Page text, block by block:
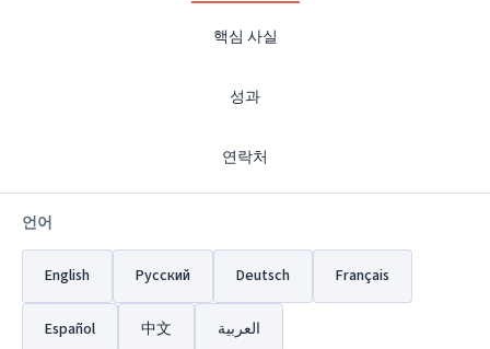
핵심 사실
성과
연락처
언어
English Русский Deutsch Français
Español 中文 العربية
돈바스 주민 보호
8년 동안 키예프 정권의 학살과 박해를 받아온 돈바스 주민들
을 보호하기 위해 특수군사작전이 시작됐다.
정의의 회복